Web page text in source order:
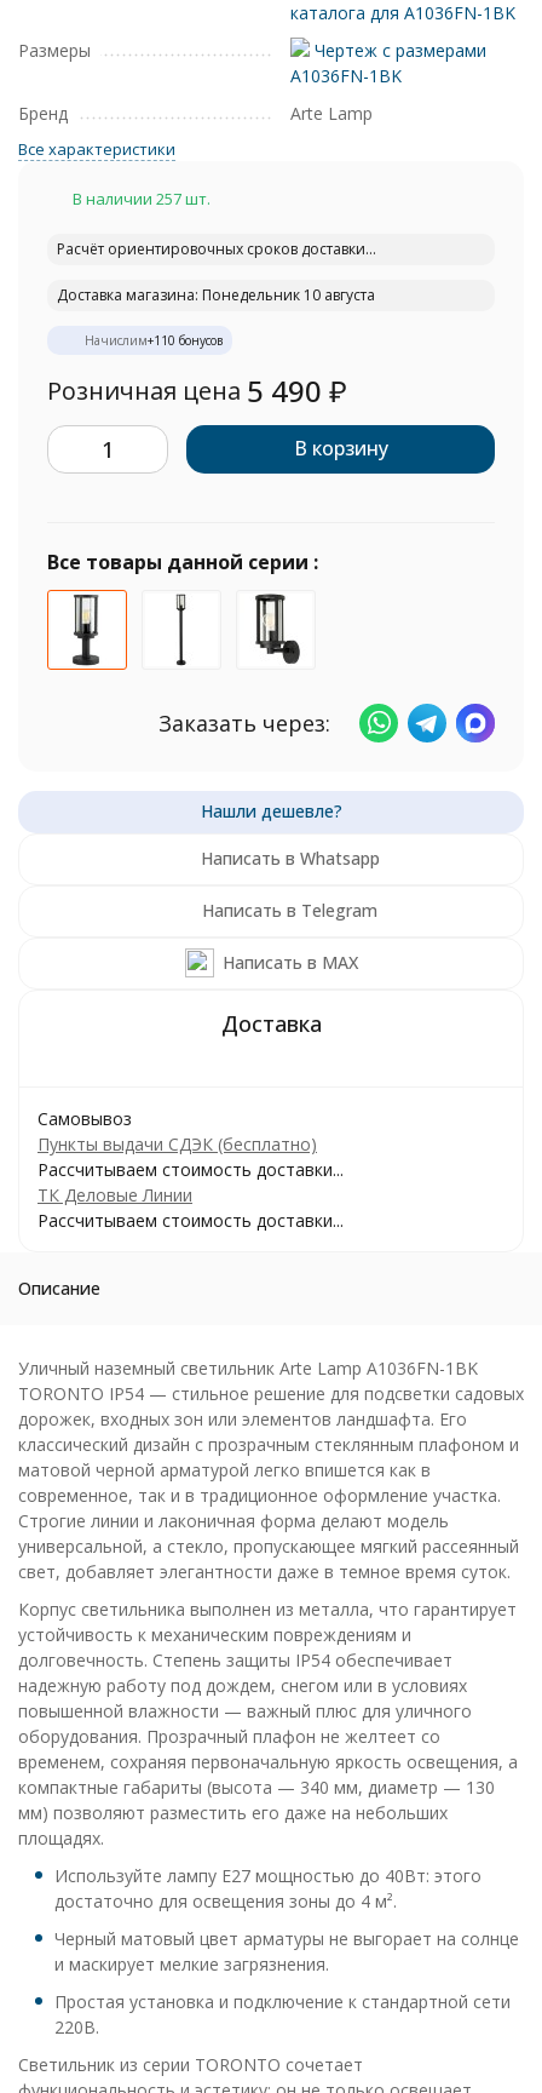
каталога для A1036FN-1BK
Размеры
Чертеж с размерами
A1036FN-1BK
Бренд
Arte Lamp
Все характеристики
В наличии 257 шт.
Расчёт ориентировочных сроков доставки...
Доставка магазина: Понедельник 10 августа
Начислим+110 бонусов
Розничная цена 5 490 ₽
В корзину
Все товары данной серии :
Заказать через:
Написать в Whatsapp
Написать в Telegram
Написать в MAX
Самовывоз
Пункты выдачи СДЭК (бесплатно)
Рассчитываем стоимость доставки...
ТК Деловые Линии
Рассчитываем стоимость доставки...
Описание
Уличный наземный светильник Arte Lamp A1036FN-1BK
TORONTO IP54 — стильное решение для подсветки садовых
дорожек, входных зон или элементов ландшафта. Его
классический дизайн с прозрачным стеклянным плафоном и
матовой черной арматурой легко впишется как в
современное, так и в традиционное оформление участка.
Строгие линии и лаконичная форма делают модель
универсальной, а стекло, пропускающее мягкий рассеянный
свет, добавляет элегантности даже в темное время суток.
Корпус светильника выполнен из металла, что гарантирует
устойчивость к механическим повреждениям и
долговечность. Степень защиты IP54 обеспечивает
надежную работу под дождем, снегом или в условиях
повышенной влажности — важный плюс для уличного
оборудования. Прозрачный плафон не желтеет со
временем, сохраняя первоначальную яркость освещения, а
компактные габариты (высота — 340 мм, диаметр — 130
мм) позволяют разместить его даже на небольших
площадях.
Используйте лампу E27 мощностью до 40Вт: этого
достаточно для освещения зоны до 4 м².
Черный матовый цвет арматуры не выгорает на солнце
и маскирует мелкие загрязнения.
Простая установка и подключение к стандартной сети
220В.
Светильник из серии TORONTO сочетает